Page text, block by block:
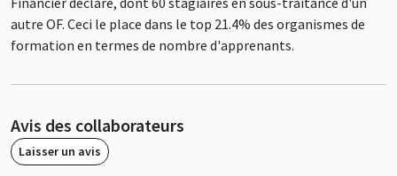
autre OF. Ceci le place dans le top 21.4% des organismes de
formation en termes de nombre d'apprenants.
Avis des collaborateurs
Laisser un avis